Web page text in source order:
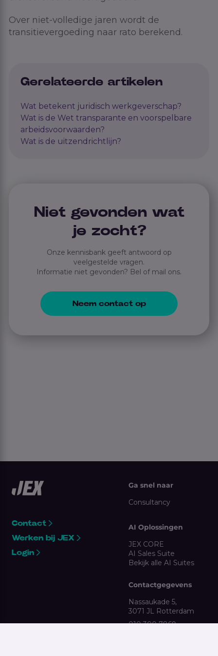
Over niet-volledige jaren wordt de
transitievergoeding naar rato berekend.
Gerelateerde artikelen
Wat betekent juridisch werkgeverschap?
Wat is de Wet transparante en voorspelbare
arbeidsvoorwaarden?
Wat is de uitzendrichtlijn?
Niet gevonden wat
je zocht?
Onze kennisbank geeft antwoord op
veelgestelde vragen.
Informatie niet gevonden? Bel of mail ons.
Neem contact op
Contact
Werken bij JEX
Login
Ga snel naar
Consultancy
AI Oplossingen
JEX CORE
AI Sales Suite
Bekijk alle AI Suites
Contactgegevens
Nassaukade 5,
3071 JL Rotterdam
010 300 7869